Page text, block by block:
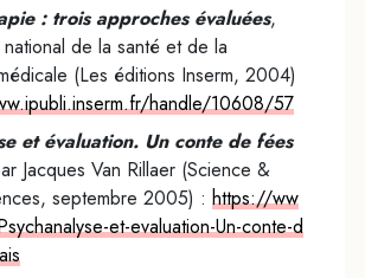
: trois approches évaluées,
national de la santé et de la
(Les éditions Inserm, 2004)
handle/10608/57
et évaluation. Un conte de fées
Jacques Van Rillaer (Science &
septembre 2005) : https://ww
et-evaluation-Un-conte-d